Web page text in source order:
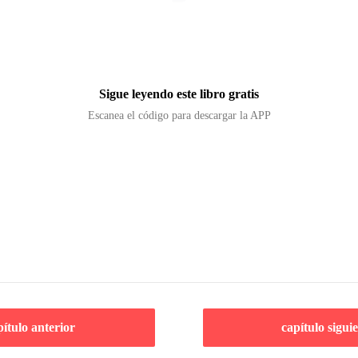
Sigue leyendo este libro gratis
Escanea el código para descargar la APP
anterior capítulo